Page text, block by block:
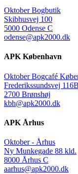
Oktober Bogbutik
Skibhusvej 100
5000 Odense C
odense@apk2000.dk
APK København
Oktober Bogcafé
Frederikssundsvej
2700 Brønshøj
kbh@apk2000.dk
APK Århus
Oktober - Århus
Ny Munkegade 88 kld.
8000 Århus C
aarhus@apk2000.dk